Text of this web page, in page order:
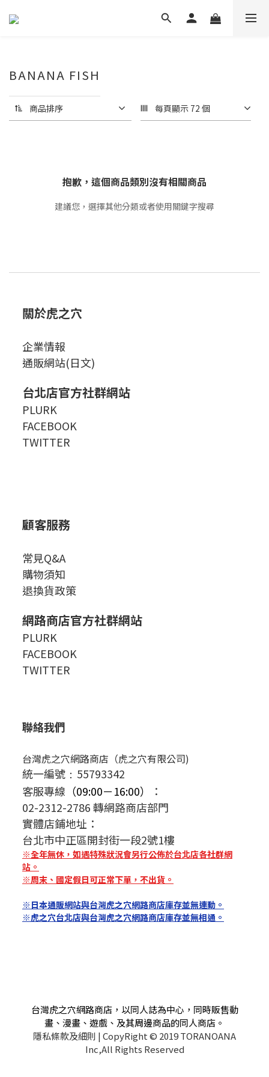
BANANA FISH
商品排序 每頁顯示 72 個
抱歉，這個商品類別沒有相關商品
建議您，選擇其他分類或者使用關鍵字搜尋
關於虎之穴
企業情報
通販網站(日文)
台北店官方社群網站
PLURK
FACEBOOK
TWITTER
顧客服務
常見Q&A
購物須知
退換貨政策
網路商店官方社群網站
PLURK
FACEBOOK
TWITTER
聯絡我們
台灣虎之穴網路商店（虎之穴有限公司)
統一編號 ： 55793342
客服專線 （09:00－16:00）
：
02-2312-2786 轉網路商店部門
實體店鋪地址：
台北市中正區開封街一段2號1樓
※全年無休，如遇特殊狀況會另行公佈於台北店各社群網
站。
※周末、國定假日可正常下單，不出貨。
※日本通販網站與台灣虎之穴網路商店庫存並無連動。
※虎之穴台北店與台灣虎之穴網路商店庫存並無相通。
台灣虎之穴網路商店，以同人誌為中心，同時販售動
畫、漫畫、遊戲、及其周邊商品的同人商店。
隱私條款及細則 | CopyRight © 2019 TORANOANA
Inc,All Rights Reserved